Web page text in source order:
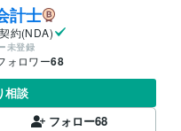
計士
約(NDA)
未登録
ォロワー68
相談
フォロー68